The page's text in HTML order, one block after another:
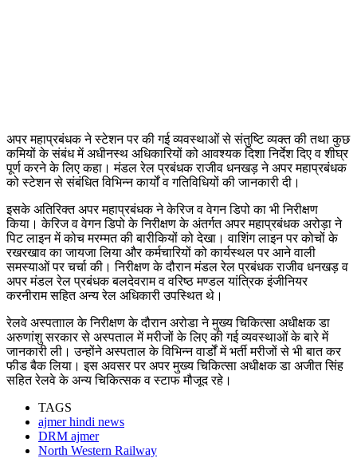
अपर महाप्रबंधक ने स्टेशन पर की गई व्यवस्थाओं से संतुष्टि व्यक्त की तथा कुछ
कमियों के संबंध में अधीनस्थ अधिकारियों को आवश्यक दिशा निर्देश दिए व शीघ्र
पूर्ण करने के लिए कहा। मंडल रेल प्रबंधक राजीव धनखड़ ने अपर महाप्रबंधक
को स्टेशन से संबंधित विभिन्न कार्यों व गतिविधियों की जानकारी दी।
इसके अतिरिक्त अपर महाप्रबंधक ने केरिज व वेगन डिपो का भी निरीक्षण
किया। केरिज व वेगन डिपो के निरीक्षण के अंतर्गत अपर महाप्रबंधक अरोड़ा ने
पिट लाइन में कोच मरम्मत की बारीकियों को देखा। वाशिंग लाइन पर कोचों के
रखरखाव का जायजा लिया और कर्मचारियों को कार्यस्थल पर आने वाली
समस्याओं पर चर्चा की। निरीक्षण के दौरान मंडल रेल प्रबंधक राजीव धनखड़ व
अपर मंडल रेल प्रबंधक बलदेवराम व वरिष्ठ मण्डल यांत्रिक इंजीनियर
करनीराम सहित अन्य रेल अधिकारी उपस्थित थे।
रेलवे अस्पतााल के निरीक्षण के दौरान अरोडा ने मुख्य चिकित्सा अधीक्षक डा
अरुणांशु सरकार से अस्पताल में मरीजों के लिए की गई व्यवस्थाओं के बारे में
जानकारी ली। उन्होंने अस्पताल के विभिन्न वार्डों में भर्ती मरीजों से भी बात कर
फीड बैक लिया। इस अवसर पर अपर मुख्य चिकित्सा अधीक्षक डा अजीत सिंह
सहित रेलवे के अन्य चिकित्सक व स्टाफ मौजूद रहे।
TAGS
ajmer hindi news
DRM ajmer
North Western Railway